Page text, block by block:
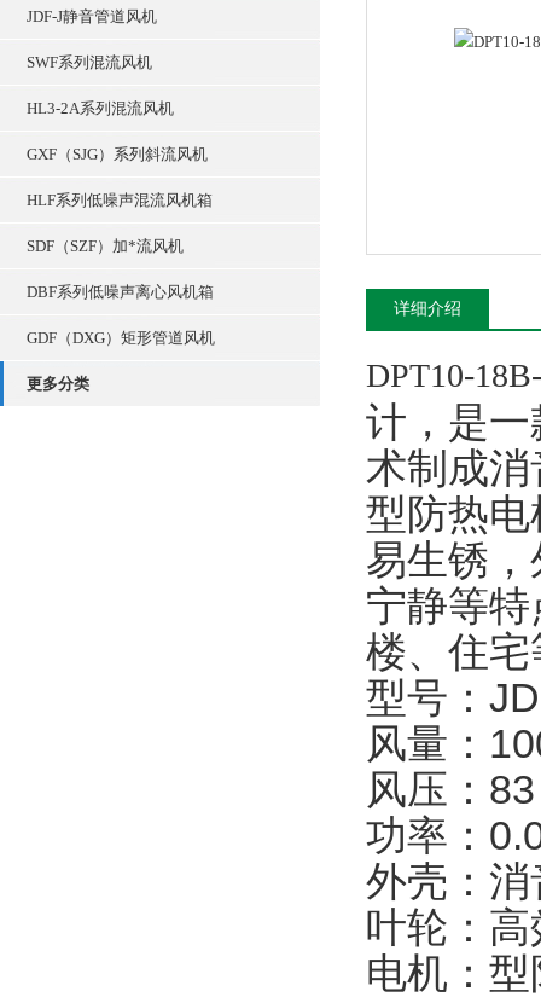
JDF-J静音管道风机
SWF系列混流风机
HL3-2A系列混流风机
GXF（SJG）系列斜流风机
HLF系列低噪声混流风机箱
SDF（SZF）加*流风机
DBF系列低噪声离心风机箱
GDF（DXG）矩形管道风机
更多分类
详细介绍
DPT10-
计，是
术制成
型防热
易生锈
宁静等
楼、住
型号：
风量：
风压：
功率：
外壳：
叶轮：
电机：